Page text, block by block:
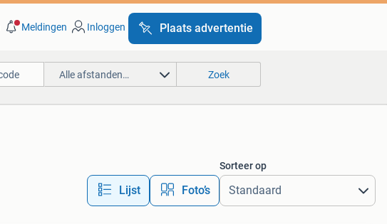
Meldingen Inloggen Plaats advertentie
Alle afstanden… Zoek
Lijst Foto’s
Sorteer op